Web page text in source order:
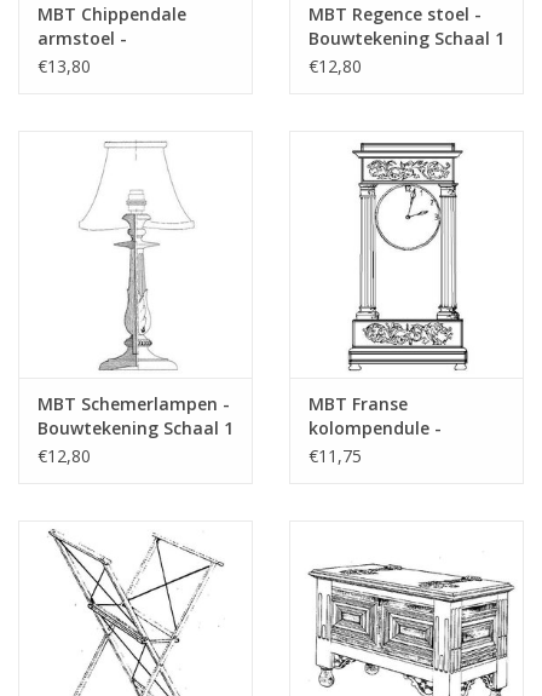
MBT Chippendale
armstoel -
Bouwtekening Schaal 1
€13,80
MBT Regence stoel -
Bouwtekening Schaal 1
: N/A (45.35.011)
€12,80
MBT Schemerlampen -
Bouwtekening Schaal 1
: N/A (45.30.001)
€12,80
MBT Franse
kolompendule -
Bouwtekening Schaal 1
€11,75